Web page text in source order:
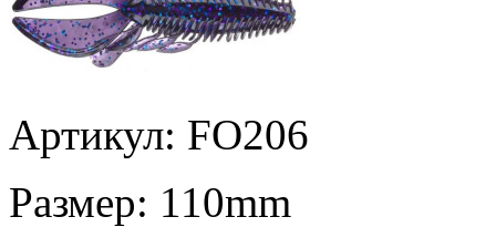
Артикул: FO206
Размер: 110mm